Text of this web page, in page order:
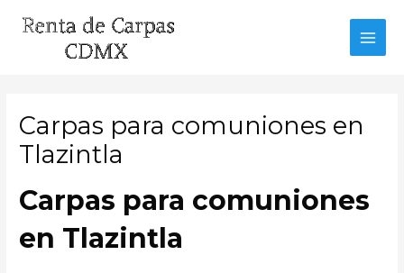
Carpas para comuniones en
Tlazintla
Carpas para comuniones
en Tlazintla